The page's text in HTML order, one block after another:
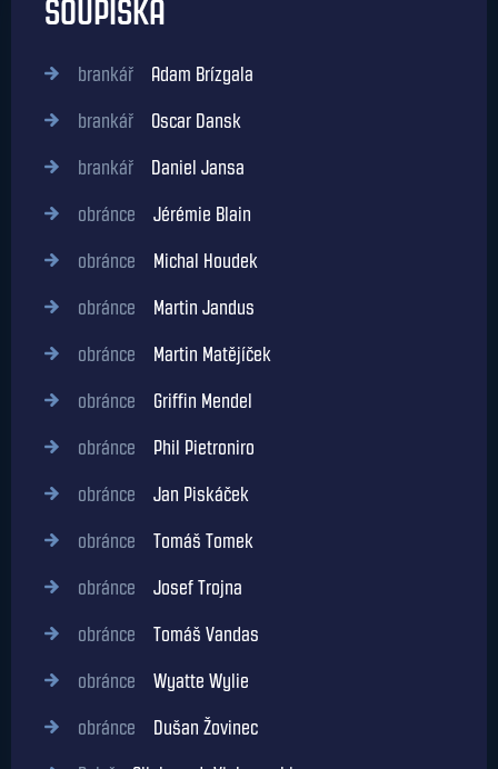
SOUPISKA
brankář Adam Brízgala
brankář Oscar Dansk
brankář Daniel Jansa
obránce Jérémie Blain
obránce Michal Houdek
obránce Martin Jandus
obránce Martin Matějíček
obránce Griffin Mendel
obránce Phil Pietroniro
obránce Jan Piskáček
obránce Tomáš Tomek
obránce Josef Trojna
obránce Tomáš Vandas
obránce Wyatte Wylie
obránce Dušan Žovinec